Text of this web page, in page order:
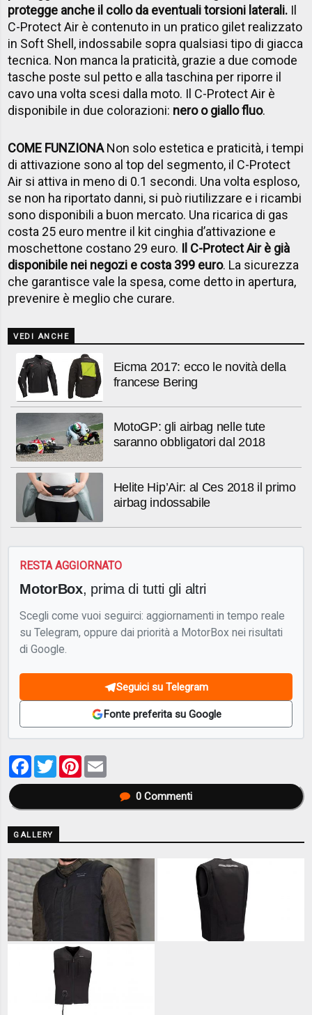
protegge anche il collo da eventuali torsioni laterali. Il
C-Protect Air è contenuto in un pratico gilet realizzato
in Soft Shell, indossabile sopra qualsiasi tipo di giacca
tecnica. Non manca la praticità, grazie a due comode
tasche poste sul petto e alla taschina per riporre il
cavo una volta scesi dalla moto. Il C-Protect Air è
disponibile in due colorazioni: nero o giallo fluo.
COME FUNZIONANon solo estetica e praticità, i tempi
di attivazione sono al top del segmento, il C-Protect
Air si attiva in meno di 0.1 secondi. Una volta esploso,
se non ha riportato danni, si può riutilizzare e i ricambi
sono disponibili a buon mercato. Una ricarica di gas
costa 25 euro mentre il kit cinghia d’attivazione e
moschettone costano 29 euro. Il C-Protect Air è già
disponibile nei negozi e costa 399 euro. La sicurezza
che garantisce vale la spesa, come detto in apertura,
prevenire è meglio che curare.
VEDI ANCHE
Eicma 2017: ecco le novità della
francese Bering
MotoGP: gli airbag nelle tute
saranno obbligatori dal 2018
Helite Hip’Air: al Ces 2018 il primo
airbag indossabile
RESTA AGGIORNATO
MotorBox, prima di tutti gli altri
Scegli come vuoi seguirci: aggiornamenti in tempo reale
su Telegram, oppure dai priorità a MotorBox nei risultati
di Google.
Seguici su Telegram
Fonte preferita su Google
Facebook
TwitterPinterest
0Commenti
GALLERY